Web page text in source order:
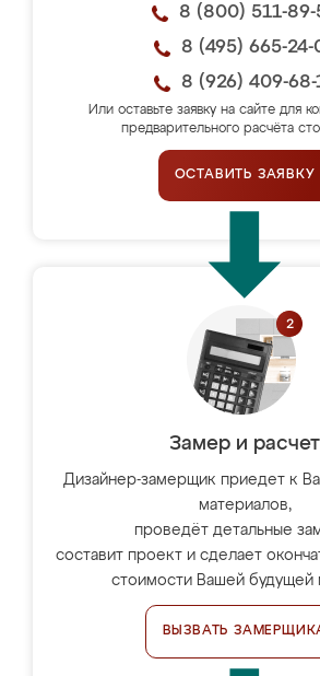
8 (800) 511-89-
8 (495) 665-24-
8 (926) 409-68-
Или оставьте заявку на сайте для
предварительного расчёта
ОСТАВИТЬ ЗАЯВКУ
Замер и расчет
Дизайнер-замерщик приедет к
материалов,
проведёт детальные
составит проект и сделает
стоимости Вашей будущей
ВЫЗВАТЬ